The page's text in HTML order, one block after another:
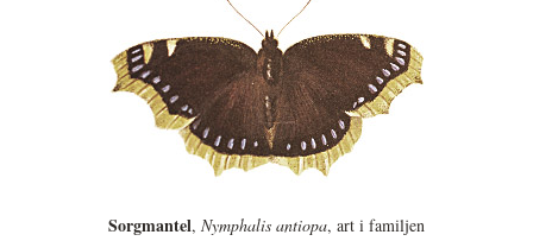
Sorgmantel, Nymphalis antiopa, art i familjen